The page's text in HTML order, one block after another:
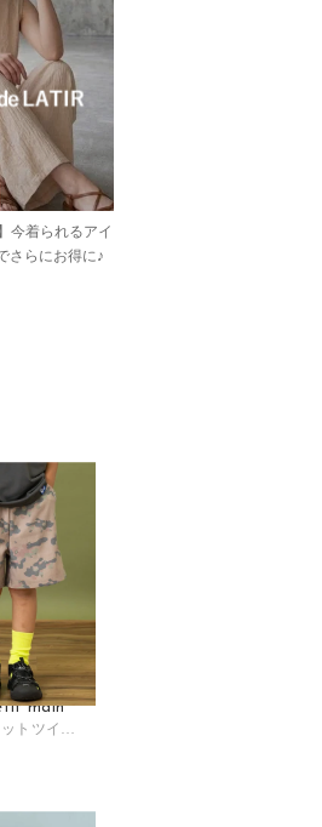
今着られるアイ
さらにお得に♪
main
のびっとカットツイル柄ショートパンツ （キャメル）